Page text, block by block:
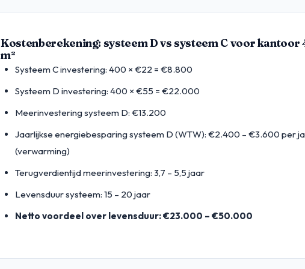
Kostenberekening: systeem D vs systeem C voor kantoor
m²
Systeem C investering: 400 × €22 = €8.800
Systeem D investering: 400 × €55 = €22.000
Meerinvestering systeem D: €13.200
Jaarlijkse energiebesparing systeem D (WTW): €2.400 – €3.600 per
(verwarming)
Terugverdientijd meerinvestering: 3,7 – 5,5 jaar
Levensduur systeem: 15 – 20 jaar
Netto voordeel over levensduur: €23.000 – €50.000